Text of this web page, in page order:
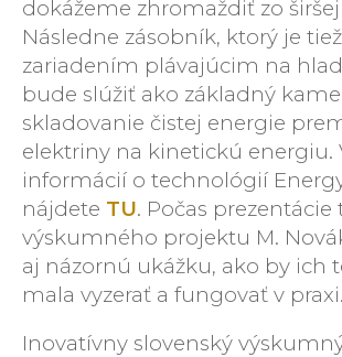
dokážeme zhromaždiť zo
Následne zásobník, ktorý je
zariadením plávajúcim na
bude slúžiť ako základný
skladovanie čistej energie
elektriny na kinetickú energiu.
informácií o technológií
nájdete TU. Počas prezentácie
výskumného projektu M.
aj názornú ukážku, ako by ich
mala vyzerať a fungovať v praxi.
Inovatívny slovenský